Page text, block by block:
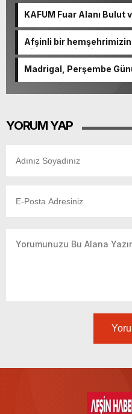
KAFUM Fuar Alanı Bulut
Şenlendi.
Afşinli bir
güçlenerek ilerliyor.
Madrigal, Perşembe
YORUM YAP